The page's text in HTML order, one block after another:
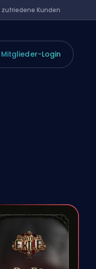
zufriedene Kunden
Mitglieder-Login